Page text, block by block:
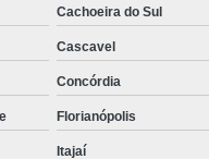
Pasteurizador de Leite
de Leite e
de Leite para
Leite
Pasteurizador
Cachoeira do Sul
Cascavel
Concórdia
Florianópolis
Itajaí